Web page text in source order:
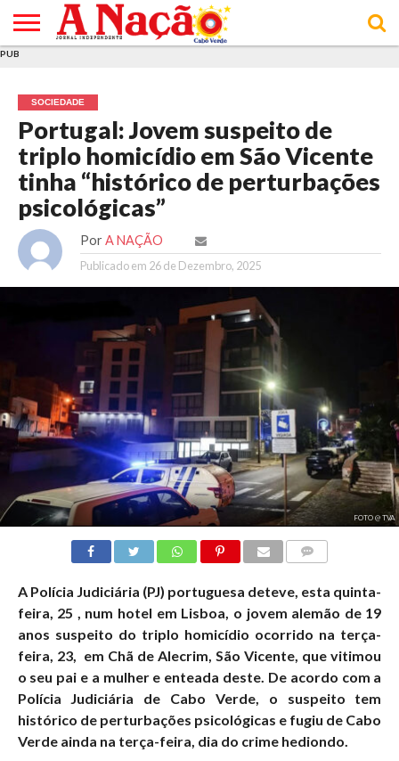
E DE
COOKIES
DE
UTILIZAÇÃO
PUB
SOCIEDADE
Portugal: Jovem suspeito de
triplo homicídio em São Vicente
tinha “histórico de perturbações
psicológicas”
Por A NAÇÃO
Publicado em 26 de Dezembro, 2025
FOTO @ TVA
A Polícia Judiciária (PJ) portuguesa deteve, esta quinta-
feira, 25 , num hotel em Lisboa, o jovem alemão de 19
anos suspeito do triplo homicídio ocorrido na terça-
feira, 23, em Chã de Alecrim, São Vicente, que vitimou
o seu pai e a mulher e enteada deste. De acordo com a
Polícia Judiciária de Cabo Verde, o suspeito tem
histórico de perturbações psicológicas e fugiu de Cabo
Verde ainda na terça-feira, dia do crime hediondo.